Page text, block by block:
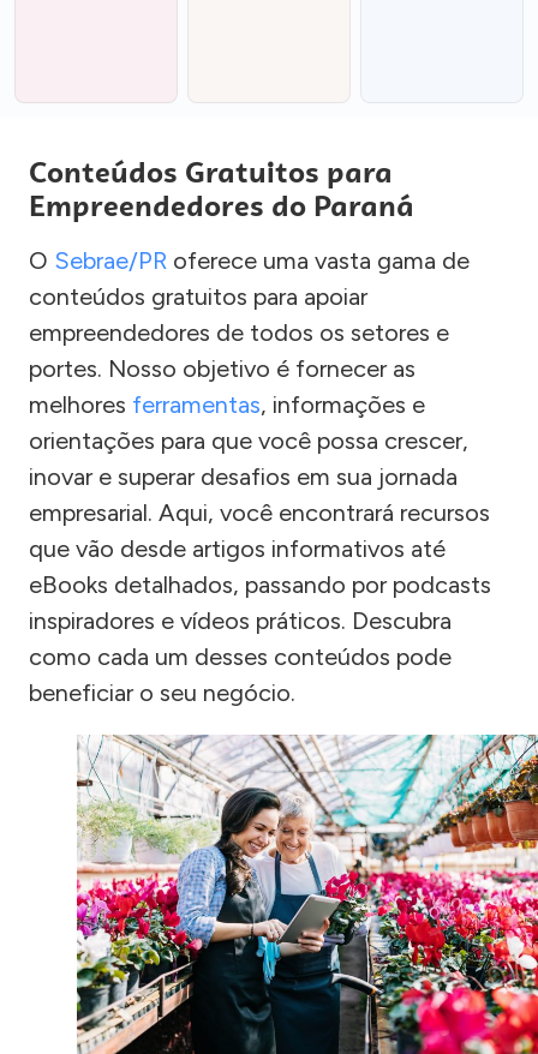
Conteúdos Gratuitos para
Empreendedores do Paraná
O Sebrae/PR oferece uma vasta gama de
conteúdos gratuitos para apoiar
empreendedores de todos os setores e
portes. Nosso objetivo é fornecer as
melhores ferramentas, informações e
orientações para que você possa crescer,
inovar e superar desafios em sua jornada
empresarial. Aqui, você encontrará recursos
que vão desde artigos informativos até
eBooks detalhados, passando por podcasts
inspiradores e vídeos práticos. Descubra
como cada um desses conteúdos pode
beneficiar o seu negócio.